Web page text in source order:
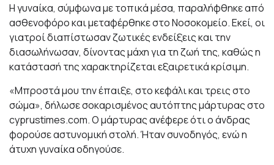
Η γυναίκα, σύμφωνα με τοπικά μέσα, παραλήφθηκε από
ασθενοφόρο και μεταφέρθηκε στο Νοσοκομείο. Εκεί, οι
γιατροί διαπίστωσαν ζωτικές ενδείξεις και την
διασωλήνωσαν, δίνοντας μάχη για τη ζωή της, καθώς η
κατάστασή της χαρακτηρίζεται εξαιρετικά κρίσιμη.
«Μπροστά μου την έπαιξε, στο κεφάλι και τρεις στο
σώμα», δήλωσε σοκαρισμένος αυτόπτης μάρτυρας στο
cyprustimes.com. Ο μάρτυρας ανέφερε ότι ο άνδρας
φορούσε αστυνομική στολή. Ήταν συνοδηγός, ενώ η
άτυχη γυναίκα οδηγούσε.